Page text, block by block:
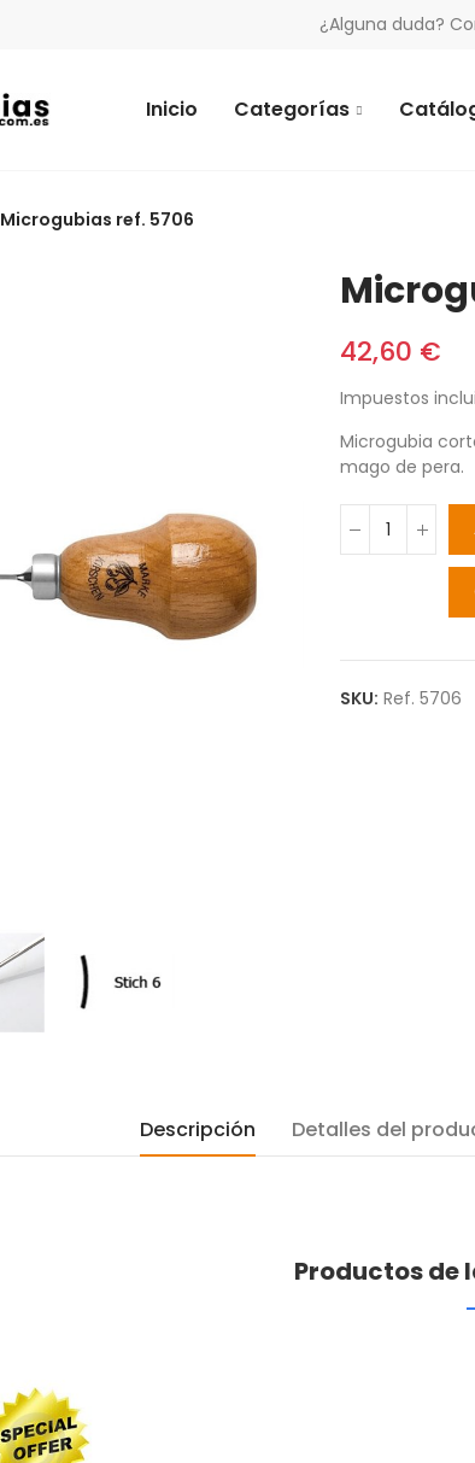
¿Alguna duda?
Inicio Categorías
Microgubias ref. 5706
42,60 €
Impuestos
Microgubia
mago de pera.
SKU: Ref. 5706
Descripción Detalles del
Productos de